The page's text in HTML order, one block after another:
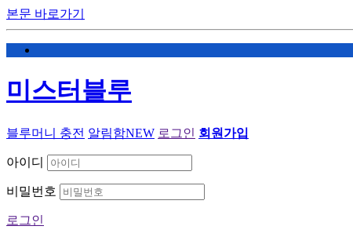
본문 바로가기
미스터블루
블루머니 충전 알림함NEW 로그인 회원가입
아이디
비밀번호
로그인